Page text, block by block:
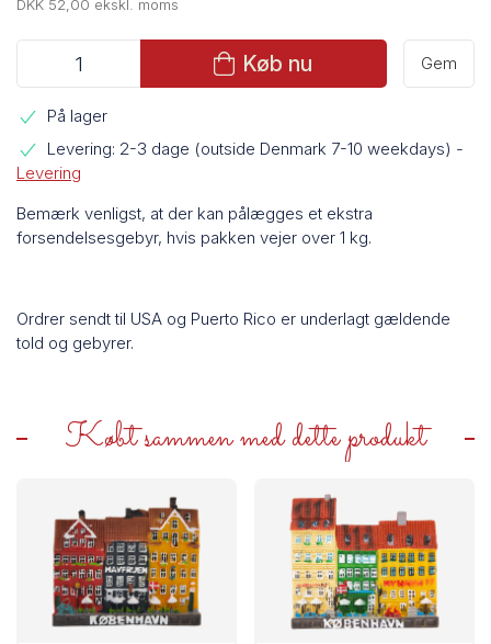
DKK 52,00 ekskl. moms
Køb nu Gem
På lager
Levering: 2-3 dage (outside Denmark 7-10 weekdays) -
Levering
Bemærk venligst, at der kan pålægges et ekstra
forsendelsesgebyr, hvis pakken vejer over 1 kg.
Ordrer sendt til USA og Puerto Rico er underlagt gældende
told og gebyrer.
Købt sammen med dette produkt